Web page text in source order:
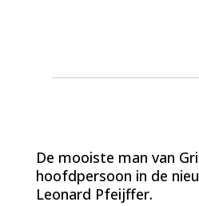
De mooiste man van
hoofdpersoon in de
Leonard Pfeijffer.